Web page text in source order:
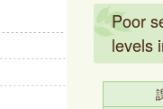
Poor
levels